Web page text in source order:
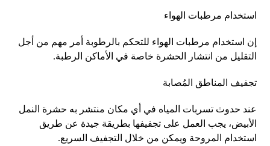
استخدام مرطبات الهواء
إن استخدام مرطبات الهواء للتحكم بالرطوبة أمر مهم من أجل
التقليل من انتشار الحشرة خاصة في الأماكن الرطبة.
تجفيف المناطق المُصابة
عند حدوث تسربات المياه في أي مكان منتشر به حشرة النمل
الأبيض، يجب العمل على تجفيفها بطريقة جيدة عن طريق
استخدام المروحة ويمكن من خلال التجفيف السريع.